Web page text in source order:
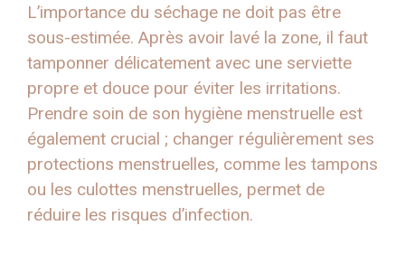
L’importance du séchage ne doit pas être
sous-estimée. Après avoir lavé la zone, il faut
tamponner délicatement avec une serviette
propre et douce pour éviter les irritations.
Prendre soin de son hygiène menstruelle est
également crucial ; changer régulièrement ses
protections menstruelles, comme les tampons
ou les culottes menstruelles, permet de
réduire les risques d’infection.